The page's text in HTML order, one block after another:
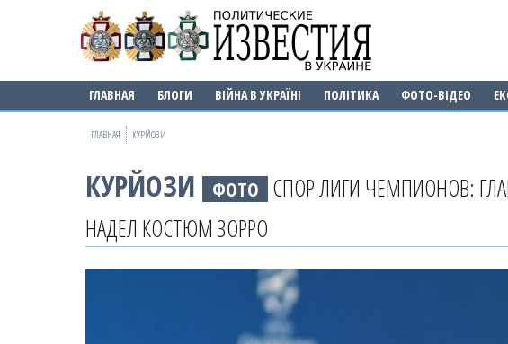
ГЛАВНАЯ БЛОГИ ВІЙНА В УКРАЇНІ ПОЛІТИКА ФОТО-ВІДЕО
ГЛАВНАЯ КУРЙОЗИ
КУРЙОЗИ ФОТО СПОР ЛИГИ ЧЕМПИОНОВ:
НАДЕЛ КОСТЮМ ЗОРРО